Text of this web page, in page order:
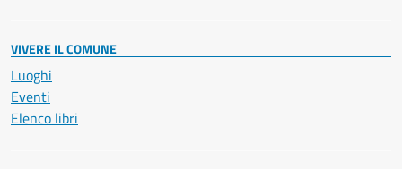
VIVERE IL COMUNE
Luoghi
Eventi
Elenco libri